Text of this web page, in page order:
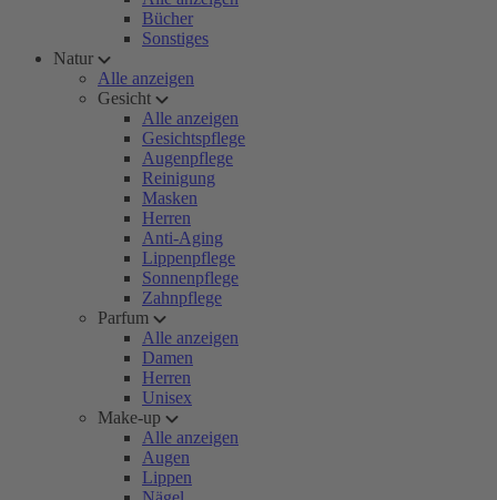
Bücher
Sonstiges
Natur
Alle anzeigen
Gesicht
Alle anzeigen
Gesichtspflege
Augenpflege
Reinigung
Masken
Herren
Anti-Aging
Lippenpflege
Sonnenpflege
Zahnpflege
Parfum
Alle anzeigen
Damen
Herren
Unisex
Make-up
Alle anzeigen
Augen
Lippen